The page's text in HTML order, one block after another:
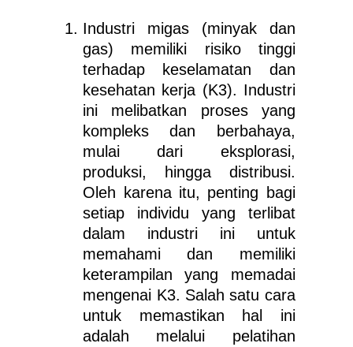
Industri migas (minyak dan
gas) memiliki risiko tinggi
terhadap keselamatan dan
kesehatan kerja (K3). Industri
ini melibatkan proses yang
kompleks dan berbahaya,
mulai dari eksplorasi,
produksi, hingga distribusi.
Oleh karena itu, penting bagi
setiap individu yang terlibat
dalam industri ini untuk
memahami dan memiliki
keterampilan yang memadai
mengenai K3. Salah satu cara
untuk memastikan hal ini
adalah melalui pelatihan